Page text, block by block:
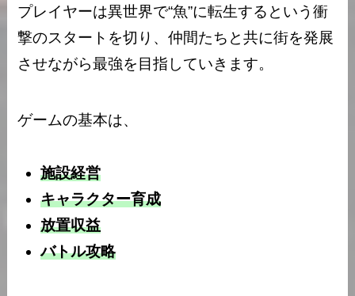
プレイヤーは異世界で“魚”に転生するという衝
撃のスタートを切り、仲間たちと共に街を発展
させながら最強を目指していきます。
ゲームの基本は、
施設経営
キャラクター育成
放置収益
バトル攻略